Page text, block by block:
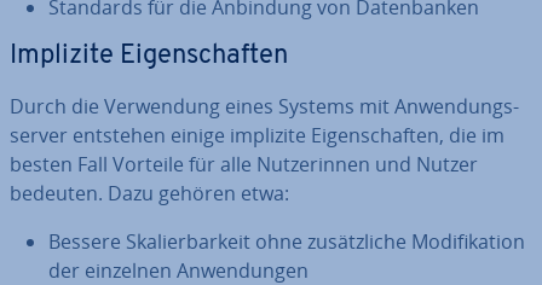
Standards für die Anbindung von Da­ten­ban­ken
Implizite Ei­gen­schaf­ten
Durch die Ver­wen­dung eines Systems mit An­wen­dungs­
ser­ver entstehen einige implizite Ei­gen­schaf­ten, die im
besten Fall Vorteile für alle Nut­ze­rin­nen und Nutzer
bedeuten. Dazu gehören etwa:
Bessere Ska­lier­bar­keit ohne zu­sätz­li­che Mo­di­fi­ka­ti­on
der einzelnen An­wen­dun­gen